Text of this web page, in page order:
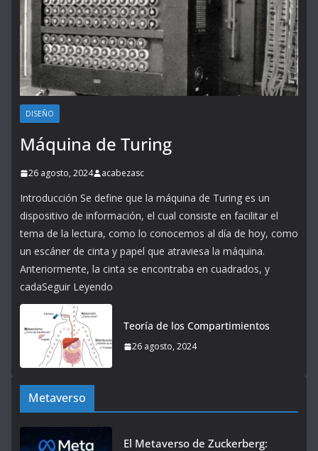
DISEÑO
Máquina de Turing
26 agosto, 2024 acabezasc
Introducción Se define que la máquina de Turing es un
dispositivo de información, el cual consiste en facilitar el
tema de la lectura, como lo conocemos al día de hoy, como
un escáner de cinta y papel que atraviesa la máquina.
Anteriormente, la cinta se encontraba en cuadrados, y
cadaSeguir Leyendo
Teoría de los Compartimientos
26 agosto, 2024
Metaverso
El Metaverso de Zuckerberg: